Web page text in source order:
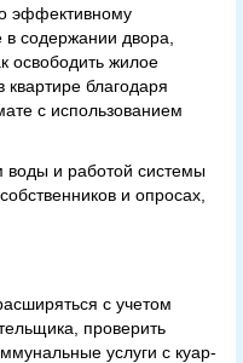
эффективному
содержании двора,
освободить жилое
благодаря
с использованием
и работой системы
и опросах,
с учетом
проверить
услуги с куар-